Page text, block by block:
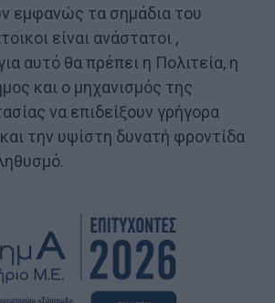
εμφανώς τα σημάδια του
είναι ανάστατοι ,
αυτό θα πρέπει η Πολιτεία, η
και ο μηχανισμός της
να επιδείξουν γρήγορα
την υψίστη δυνατή φροντίδα